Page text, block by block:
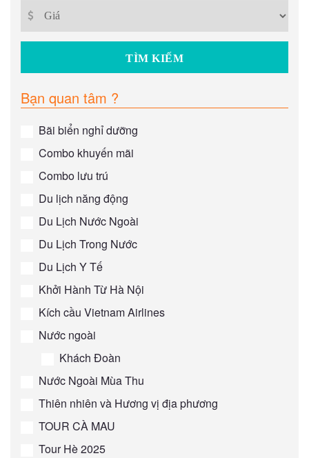
Bạn quan tâm ?
Bãi biển nghỉ dưỡng
Combo khuyến mãi
Combo lưu trú
Du lịch năng động
Du Lịch Nước Ngoài
Du Lịch Trong Nước
Du Lịch Y Tế
Khởi Hành Từ Hà Nội
Kích cầu Vietnam Airlines
Nước ngoài
Khách Đoàn
Nước Ngoài Mùa Thu
Thiên nhiên và Hương vị địa phương
TOUR CÀ MAU
Tour Hè 2025